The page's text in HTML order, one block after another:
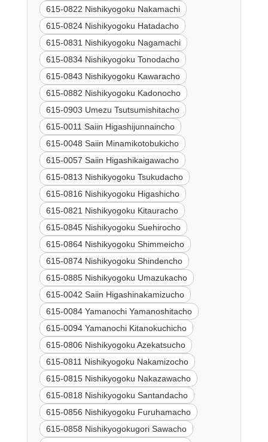
615-0822 Nishikyogoku Nakamachi
615-0824 Nishikyogoku Hatadacho
615-0831 Nishikyogoku Nagamachi
615-0834 Nishikyogoku Tonodacho
615-0843 Nishikyogoku Kawaracho
615-0882 Nishikyogoku Kadonocho
615-0903 Umezu Tsutsumishitacho
615-0011 Saiin Higashijunnaincho
615-0048 Saiin Minamikotobukicho
615-0057 Saiin Higashikaigawacho
615-0813 Nishikyogoku Tsukudacho
615-0816 Nishikyogoku Higashicho
615-0821 Nishikyogoku Kitauracho
615-0845 Nishikyogoku Suehirocho
615-0864 Nishikyogoku Shimmeicho
615-0874 Nishikyogoku Shindencho
615-0885 Nishikyogoku Umazukacho
615-0042 Saiin Higashinakamizucho
615-0084 Yamanochi Yamanoshitacho
615-0094 Yamanochi Kitanokuchicho
615-0806 Nishikyogoku Azekatsucho
615-0811 Nishikyogoku Nakamizocho
615-0815 Nishikyogoku Nakazawacho
615-0818 Nishikyogoku Santandacho
615-0856 Nishikyogoku Furuhamacho
615-0858 Nishikyogokugori Sawacho